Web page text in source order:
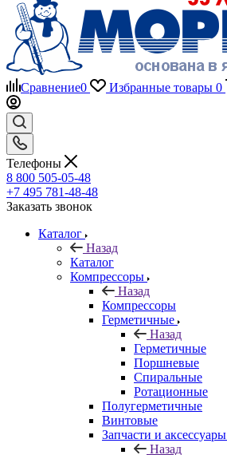
Сравнение0 Избранные товары 0
Телефоны
8 800 505-05-48
+7 495 781-48-48
Заказать звонок
Каталог
Назад
Каталог
Компрессоры
Назад
Компрессоры
Герметичные
Назад
Герметичные
Поршневые
Спиральные
Ротационные
Полугерметичные
Винтовые
Запчасти и аксессуары
Назад